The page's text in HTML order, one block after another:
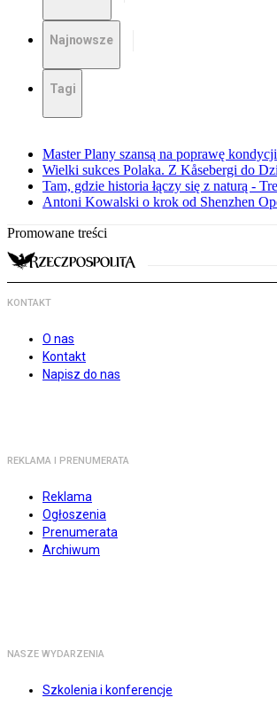
Najnowsze
Tagi
Master Plany szansą na poprawę
Wielki sukces Polaka. Z Kåsebergi do
Tam, gdzie historia łączy się z naturą -
Antoni Kowalski o krok od Shenzhen
Promowane treści
KONTAKT
O nas
Kontakt
Napisz do nas
REKLAMA I PRENUMERATA
Reklama
Ogłoszenia
Prenumerata
Archiwum
NASZE WYDARZENIA
Szkolenia i konferencje